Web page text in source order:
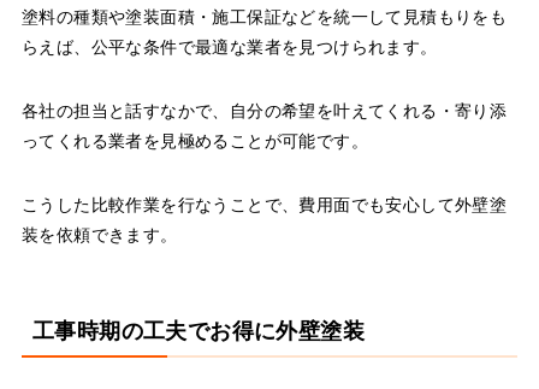
塗料の種類や塗装面積・施工保証などを統一して見積もりをも
らえば、公平な条件で最適な業者を見つけられます。
各社の担当と話すなかで、自分の希望を叶えてくれる・寄り添
ってくれる業者を見極めることが可能です。
こうした比較作業を行なうことで、費用面でも安心して外壁塗
装を依頼できます。
工事時期の工夫でお得に外壁塗装